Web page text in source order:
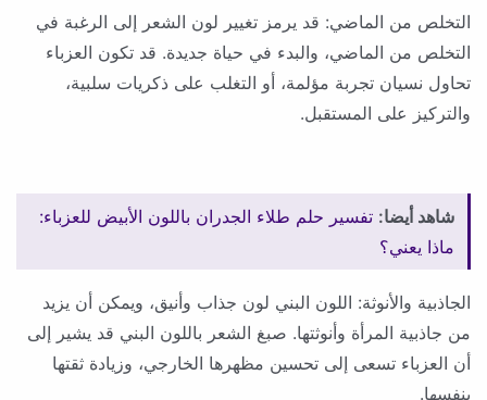
التخلص من الماضي: قد يرمز تغيير لون الشعر إلى الرغبة في
التخلص من الماضي، والبدء في حياة جديدة. قد تكون العزباء
تحاول نسيان تجربة مؤلمة، أو التغلب على ذكريات سلبية،
والتركيز على المستقبل.
شاهد أيضا: تفسير حلم طلاء الجدران باللون الأبيض للعزباء:
ماذا يعني؟
الجاذبية والأنوثة: اللون البني لون جذاب وأنيق، ويمكن أن يزيد
من جاذبية المرأة وأنوثتها. صبغ الشعر باللون البني قد يشير إلى
أن العزباء تسعى إلى تحسين مظهرها الخارجي، وزيادة ثقتها
بنفسها.